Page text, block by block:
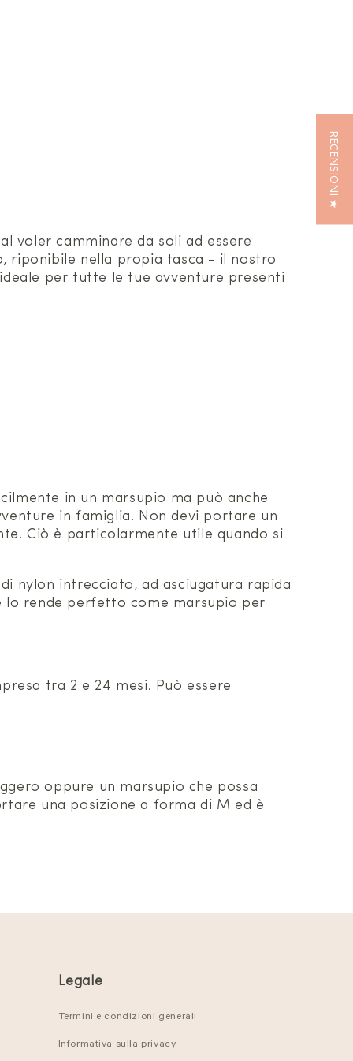
voler camminare da soli ad essere
riponibile nella propia tasca - il nostro
per tutte le tue avventure presenti
in un marsupio ma può anche
in famiglia. Non devi portare un
Ciò è particolarmente utile quando si
nylon intrecciato, ad asciugatura rapida
lo rende perfetto come marsupio per
tra 2 e 24 mesi. Può essere
oppure un marsupio che possa
una posizione a forma di M ed è
Legale
Termini e condizioni generali
Informativa sulla privacy
RECENSIONI ★